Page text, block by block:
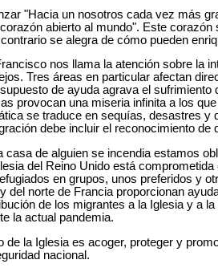
un nosotros cada vez más
abierto al mundo". Este
se alegra de cómo pueden
nos llama la atención sobre la
Tres áreas en particular afectan
de ayuda agrava el
provocan una miseria infinita a los
se traduce en sequías, desastres
debe incluir el reconocimiento de
de alguien se incendia estamos
del Reino Unido está
en grupos, unos preferidos y
del norte de Francia proporcionan
de los migrantes a la Iglesia y a
la actual pandemia.
Iglesia es acoger, proteger y
nacional.